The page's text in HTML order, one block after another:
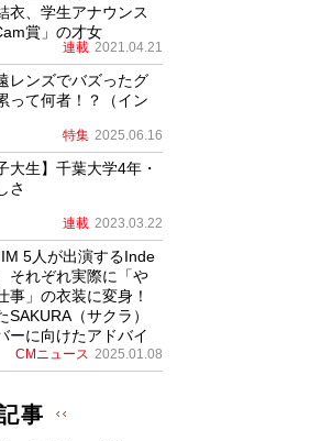
衣、学生アナウンス
賞」の才女
連載 2021.04.21
レンズでバズったグ
って何者！？（イン
特集 2025.06.16
大生】千葉大学4年・
さ
連載 2023.03.22
5人が出演するInde
それぞれ実際に「や
事」の衣装に変身！
SAKURA（サクラ）
ーに向けたアドバイ
CMニュース 2025.01.08
事